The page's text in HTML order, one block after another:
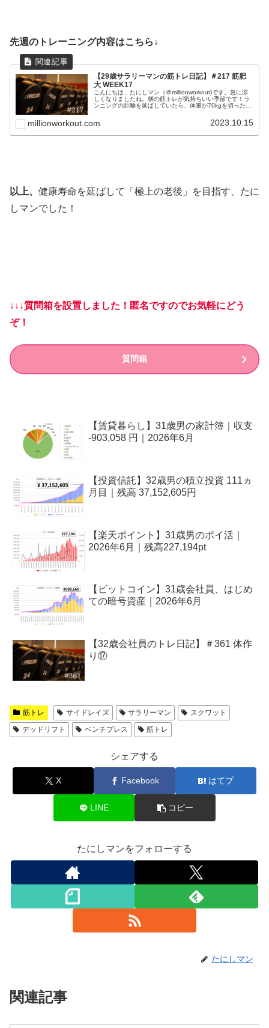
先週のトレーニング内容はこちら↓
【29歳サラリーマンの筋トレ日記】＃217 筋肥
大 WEEK17
こんにちは、たにしマン（＠millionworkout)です。急に涼
しくなりましたね。朝の筋トレが気持ちいい季節です！ラ
ンニングの距離を延ばしていたら、体重が70kgを切ったの
millionworkout.com 2023.10.15
以上、 健康寿命を延ばして「極上の老後」を目指す、たに
しマンでした！
↓↓↓質問箱を設置しました！匿名ですのでお気軽にどう
ぞ！
質問箱
【賃貸暮らし】31歳男の家計簿｜収支
-903,058 円｜2026年6月
【投資信託】32歳男の積立投資 111ヵ
月目｜残高 37,152,605円
【楽天ポイント】31歳男のポイ活｜
2026年6月｜残高227,194pt
【ビットコイン】31歳会社員、はじめ
ての暗号資産｜2026年6月
【32歳会社員のトレ日記】＃361 体作
り⑰
筋トレ サイドレイズ サラリーマン
スクワット
デッドリフト
ベンチプレス 筋トレ
シェアする
X Facebook はてブ
LINE コピー
たにしマンをフォローする
たにしマン
関連記事